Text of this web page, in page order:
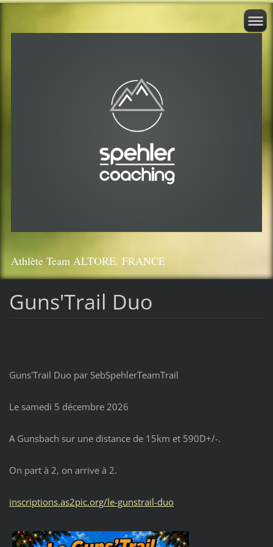
Athlète Team ALTORE. FRANCE
Guns'Trail Duo
Guns'Trail Duo par SebSpehlerTeamTrail
Le samedi 5 décembre 2026
A Gunsbach sur une distance de 15km et 590D+/-.
On part à 2, on arrive à 2.
inscriptions.as2pic.org/le-gunstrail-duo